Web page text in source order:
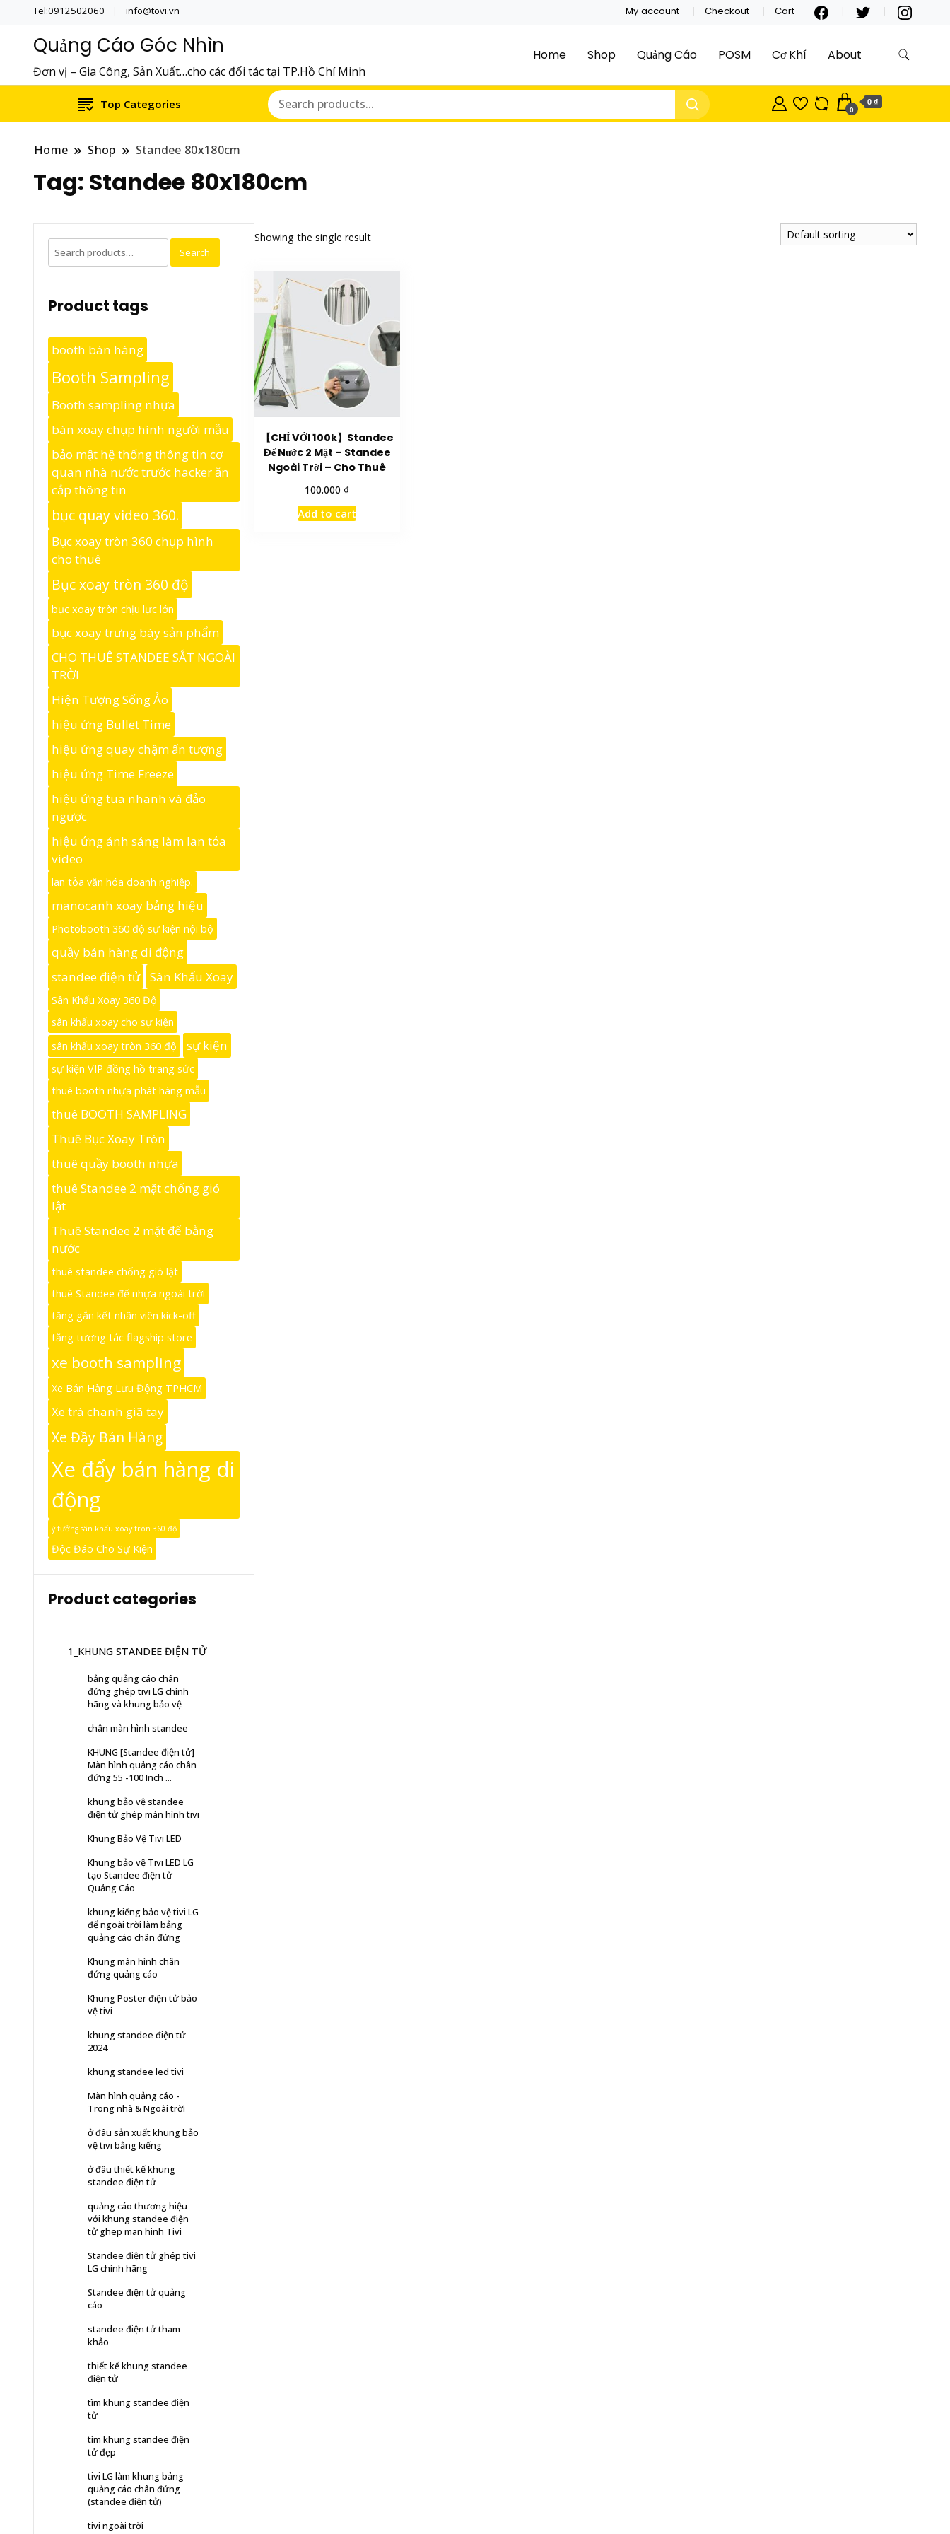
Tel:0912502060 info@tovi.vn My account Checkout Cart
Quảng Cáo Góc Nhìn
Đơn vị – Gia Công, Sản Xuất…cho các đối tác tại TP.Hồ Chí Minh
Home Shop Quảng Cáo POSM Cơ Khí About
Top Categories 0
0 ₫
Home Shop Standee 80x180cm
Tag: Standee 80x180cm
Showing the single result
【CHỈ VỚI 100k】Standee
Đế Nước 2 Mặt – Standee
Ngoài Trời – Cho Thuê
100.000 ₫
Add to cart
Search
for:
Search
Product tags
booth bán hàng
Booth Sampling
Booth sampling nhựa
bàn xoay chụp hình người mẫu
bảo mật hệ thống thông tin cơ
quan nhà nước trước hacker ăn
cắp thông tin
bục quay video 360.
Bục xoay tròn 360 chụp hình
cho thuê
Bục xoay tròn 360 độ
bục xoay tròn chịu lực lớn
bục xoay trưng bày sản phẩm
CHO THUÊ STANDEE SẮT NGOÀI
TRỜI
Hiện Tượng Sống Ảo
hiệu ứng Bullet Time
hiệu ứng quay chậm ấn tượng
hiệu ứng Time Freeze
hiệu ứng tua nhanh và đảo
ngược
hiệu ứng ánh sáng làm lan tỏa
video
lan tỏa văn hóa doanh nghiệp.
manocanh xoay bảng hiệu
Photobooth 360 độ sự kiện nội bộ
quầy bán hàng di động
standee điện tử
Sân Khấu Xoay
Sân Khấu Xoay 360 Độ
sân khấu xoay cho sự kiện
sân khấu xoay tròn 360 độ
sự kiện
sự kiện VIP đồng hồ trang sức
thuê booth nhựa phát hàng mẫu
thuê BOOTH SAMPLING
Thuê Bục Xoay Tròn
thuê quầy booth nhựa
thuê Standee 2 mặt chống gió
lật
Thuê Standee 2 mặt đế bằng
nước
thuê standee chống gió lật
thuê Standee đế nhựa ngoài trời
tăng gắn kết nhân viên kick-off
tăng tương tác flagship store
xe booth sampling
Xe Bán Hàng Lưu Động TPHCM
Xe trà chanh giã tay
Xe Đầy Bán Hàng
Xe đẩy bán hàng di
động
ý tưởng sân khấu xoay tròn 360 độ
Độc Đáo Cho Sự Kiện
Product categories
1_KHUNG STANDEE ĐIỆN TỬ
bảng quảng cáo chân
đứng ghép tivi LG chính
hãng và khung bảo vệ
chân màn hình standee
KHUNG [Standee điện tử]
Màn hình quảng cáo chân
đứng 55 -100 Inch ...
khung bảo vệ standee
điện tử ghép màn hình tivi
Khung Bảo Vệ Tivi LED
Khung bảo vệ Tivi LED LG
tạo Standee điện tử
Quảng Cáo
khung kiếng bảo vệ tivi LG
để ngoài trời làm bảng
quảng cáo chân đứng
Khung màn hình chân
đứng quảng cáo
Khung Poster điện tử bảo
vệ tivi
khung standee điện tử
2024
khung standee led tivi
Màn hình quảng cáo -
Trong nhà & Ngoài trời
ở đâu sản xuất khung bảo
vệ tivi bằng kiếng
ở đâu thiết kế khung
standee điện tử
quảng cáo thương hiệu
với khung standee điện
tử ghep man hinh Tivi
Standee điện tử ghép tivi
LG chính hãng
Standee điện tử quảng
cáo
standee điện tử tham
khảo
thiết kế khung standee
điện tử
tìm khung standee điện
tử
tìm khung standee điện
tử đẹp
tivi LG làm khung bảng
quảng cáo chân đứng
(standee điện tử)
tivi ngoài trời